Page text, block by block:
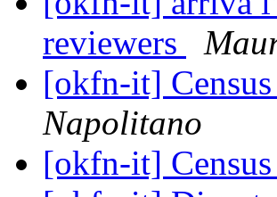
reviewers
[okfn-it]
Napolitano
[okfn-it]